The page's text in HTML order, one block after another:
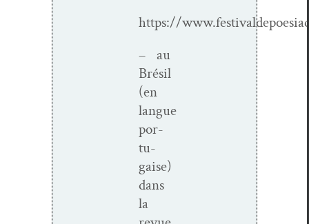
https://
– au
Brésil
(en
langue
por­
tu­
gaise)
dans
la